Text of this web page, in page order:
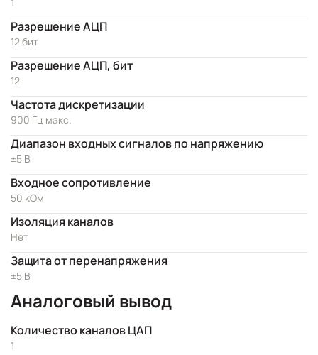
Разрешение АЦП
12 бит
Разрешение АЦП, бит
12
Частота дискретизации
900 Гц макс.
Диапазон входных сигналов по напряжению
±5 В
Входное сопротивление
50 кОм
Изоляция каналов
Нет
Защита от перенапряжения
±5 В
Аналоговый вывод
Количество каналов ЦАП
1